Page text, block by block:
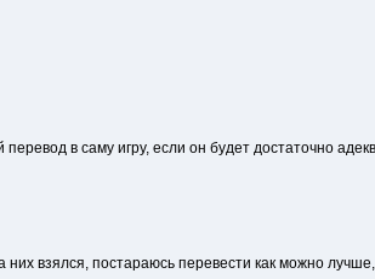
в саму игру, если он будет достаточно
взялся, постараюсь перевести как можно